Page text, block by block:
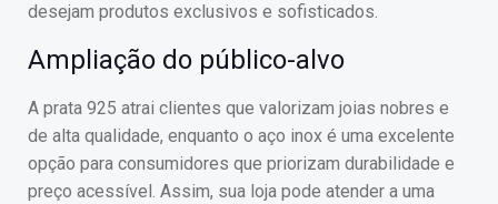
desejam produtos exclusivos e sofisticados.
Ampliação do público-alvo
A prata 925 atrai clientes que valorizam joias nobres e
de alta qualidade, enquanto o aço inox é uma excelente
opção para consumidores que priorizam durabilidade e
preço acessível. Assim, sua loja pode atender a uma